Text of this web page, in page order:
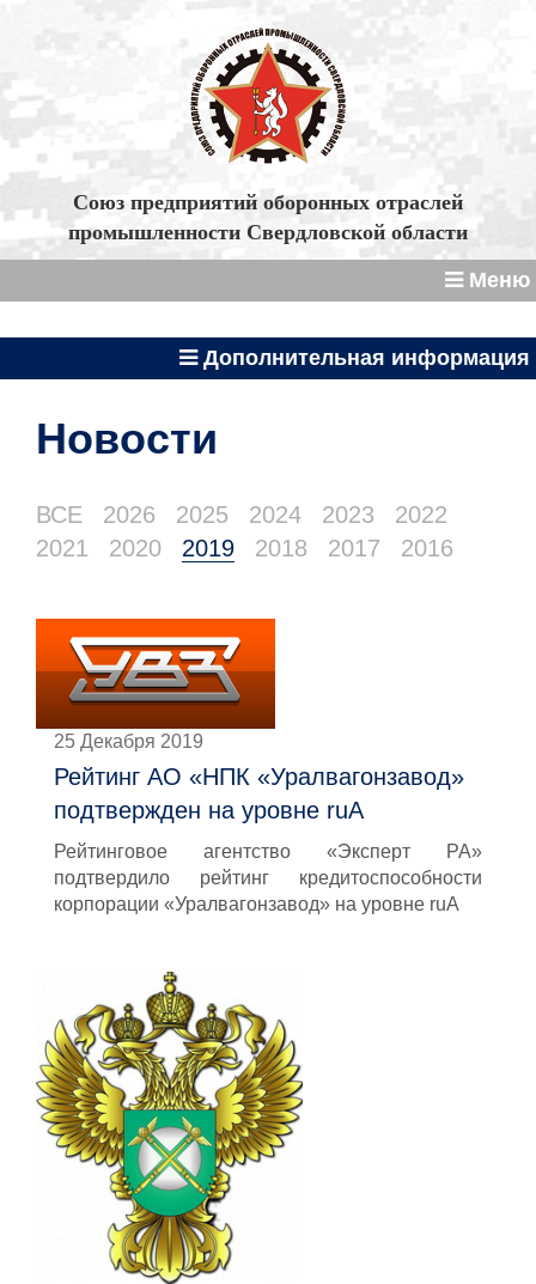
Союз предприятий оборонных отраслей
промышленности Свердловской области
Меню
Дополнительная информация
Новости
ВСЕ 2026 2025 2024 2023
2022
2021
2020 2019 2018 2017 2016
25 Декабря 2019
Рейтинг АО «НПК «Уралвагонзавод»
подтвержден на уровне ruА
Рейтинговое агентство «Эксперт РА»
подтвердило рейтинг кредитоспособности
корпорации «Уралвагонзавод» на уровне ruA